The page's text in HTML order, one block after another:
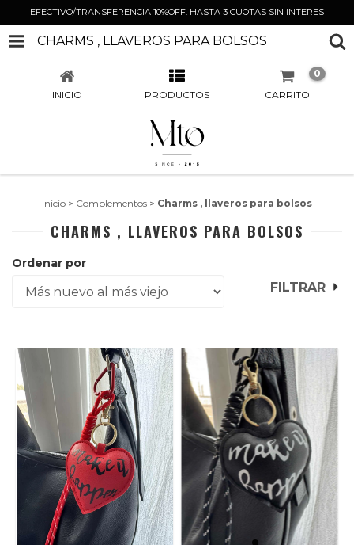
EFECTIVO/TRANSFERENCIA 10%OFF. HASTA 3 CUOTAS SIN INTERES
CHARMS , LLAVEROS PARA BOLSOS
INICIO PRODUCTOS CARRITO
0
Inicio > Complementos > Charms , llaveros para bolsos
CHARMS , LLAVEROS PARA BOLSOS
Ordenar por
FILTRAR